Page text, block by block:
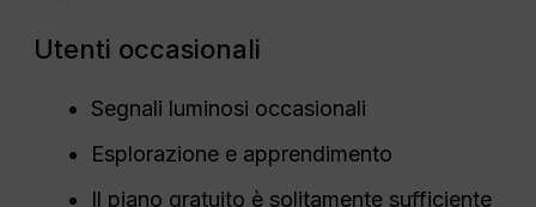
Utenti occasionali
Segnali luminosi occasionali
Esplorazione e apprendimento
Il piano gratuito è solitamente sufficiente